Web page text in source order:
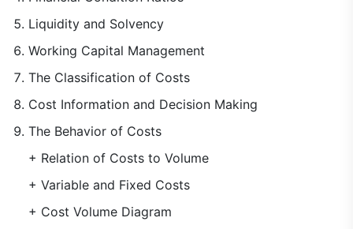
Liquidity and Solvency
Working Capital Management
The Classification of Costs
Cost Information and Decision Making
The Behavior of Costs
+ Relation of Costs to Volume
+ Variable and Fixed Costs
+ Cost Volume Diagram